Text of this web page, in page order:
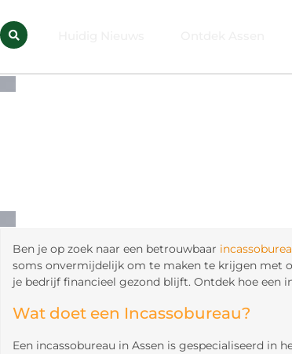
Ben je op zoek naar een betrouwbaar
soms onvermijdelijk om te maken te krijgen met
je bedrijf financieel gezond blijft. Ontdek hoe een
Wat doet een Incassobureau?
Een incassobureau in Assen is gespecialiseerd